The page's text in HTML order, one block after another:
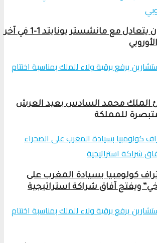
باريس سان جرمان يتعادل مع مانشستر يونايتد 1-1 في آخر
الملك محمد السادس بعيد العرش
للمملكة
كولومبيا بسيادة المغرب على
ويفتح آفاق شراكة استراتيجية